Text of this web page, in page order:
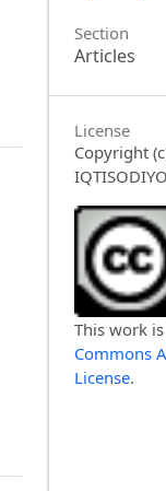
Section
Articles
License
Copyright
This work
Commons
License.